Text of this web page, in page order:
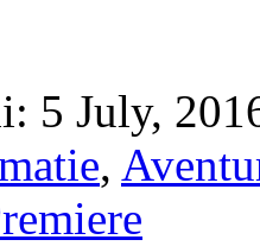
5 July,
,